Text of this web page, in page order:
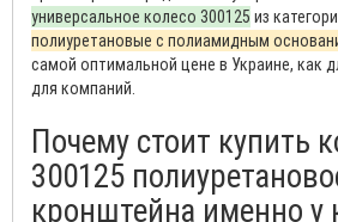
универсальное колесо 300125 из
полиуретановые с полиамидным
самой оптимальной цене в Украине, как
для компаний.
Почему стоит купить
300125
кронштейна именно у